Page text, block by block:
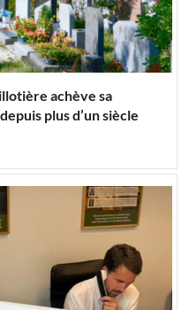
achève sa
plus d’un siècle